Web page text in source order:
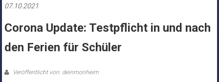
07.10.2021
Corona Update: Testpflicht in und nach
den Ferien für Schüler
Veröffentlicht von: deinmonheim